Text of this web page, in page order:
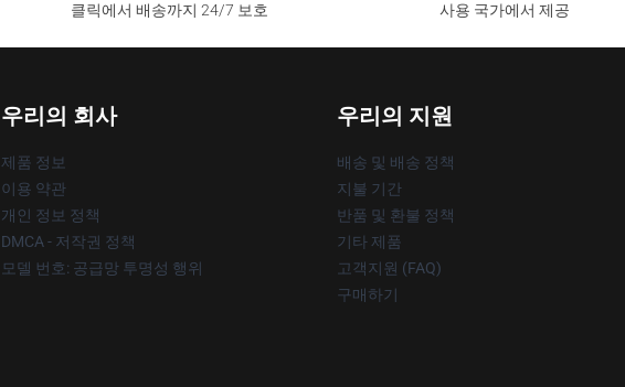
클릭에서 배송까지 24/7 보호
사용 국가에서 제공
우리의 회사
제품 정보
이용 약관
개인 정보 정책
DMCA - 저작권 정책
모델 번호: 공급망 투명성 행위
우리의 지원
배송 및 배송 정책
지불 기간
반품 및 환불 정책
기타 제품
고객지원 (FAQ)
구매하기